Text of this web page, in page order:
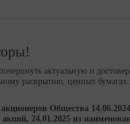
актуальную и
раскрытию, ценных бумагах
Общества
24.01.2025 из